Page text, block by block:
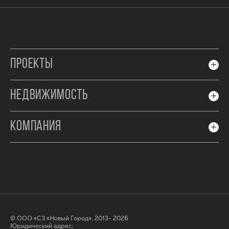
ПРОЕКТЫ
НЕДВИЖИМОСТЬ
КОМПАНИЯ
© ООО «СЗ «Новый Город», 2013- 2026
Юридический адрес: